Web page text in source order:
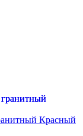
Красный